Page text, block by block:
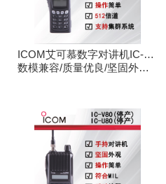
ICOM艾可慕数字对讲机IC-
F3161D IC-F4161D
数模兼容/质量优良/坚固外观/